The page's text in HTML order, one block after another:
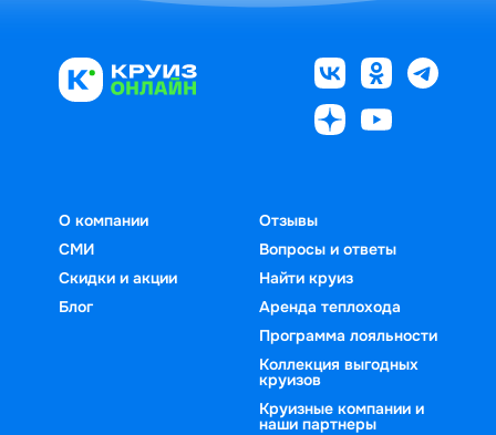
О компании
СМИ
Скидки и акции
Блог
Отзывы
Вопросы и ответы
Найти круиз
Аренда теплохода
Программа лояльности
Коллекция выгодных
круизов
Круизные компании и
наши партнеры